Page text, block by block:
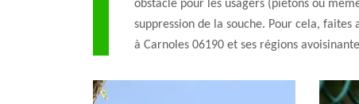
obstacle pour les usagers (piétons ou
suppression de la souche. Pour cela,
à Carnoles 06190 et ses régions